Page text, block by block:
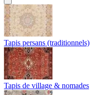
Tapis persans (traditionnels)
Tapis de village & nomades